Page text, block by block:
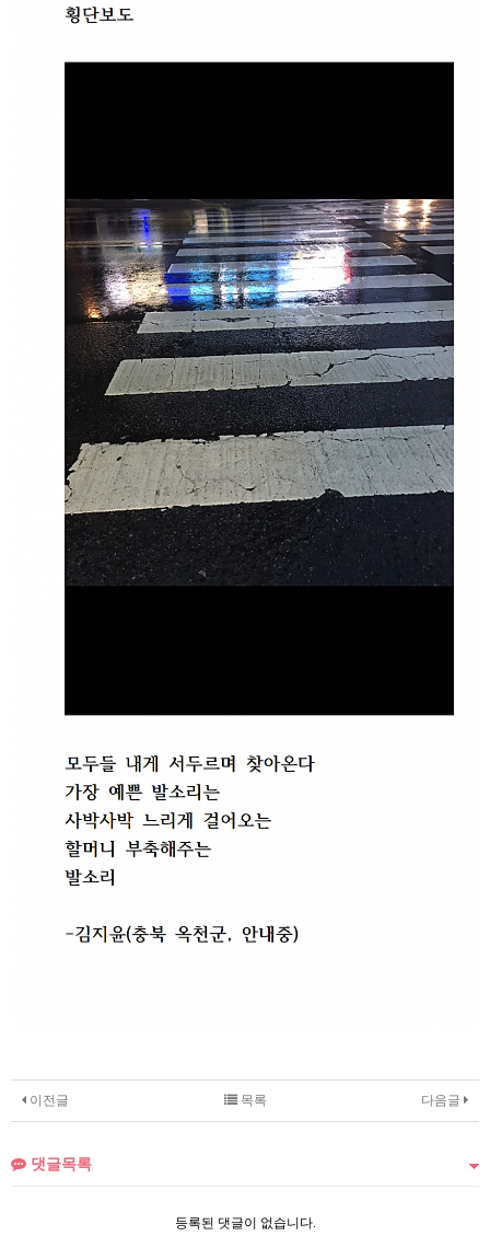
이전글 다음글
목록
댓글목록
등록된 댓글이 없습니다.